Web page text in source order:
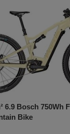
6.9 Bosch 750Wh
Bike